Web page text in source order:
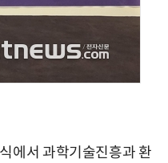
에서 과학기술진흥과 환